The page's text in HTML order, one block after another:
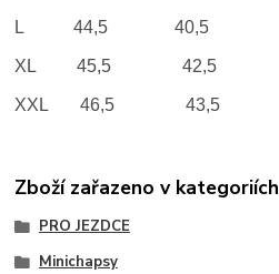
L 44,5 40,5
XL 45,5 42,5
XXL 46,5 43,5
Zboží zařazeno v kategoriích
PRO JEZDCE
Minichapsy